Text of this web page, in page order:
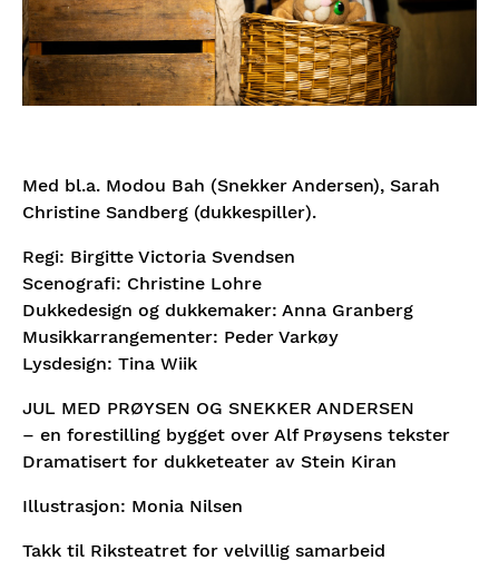
Med bl.a. Modou Bah (Snekker Andersen), Sarah
Christine Sandberg (dukkespiller).
Regi: Birgitte Victoria Svendsen
Scenografi: Christine Lohre
Dukkedesign og dukkemaker: Anna Granberg
Musikkarrangementer: Peder Varkøy
Lysdesign: Tina Wiik
JUL MED PRØYSEN OG SNEKKER ANDERSEN
– en forestilling bygget over Alf Prøysens tekster
Dramatisert for dukketeater av Stein Kiran
Illustrasjon: Monia Nilsen
Takk til Riksteatret for velvillig samarbeid